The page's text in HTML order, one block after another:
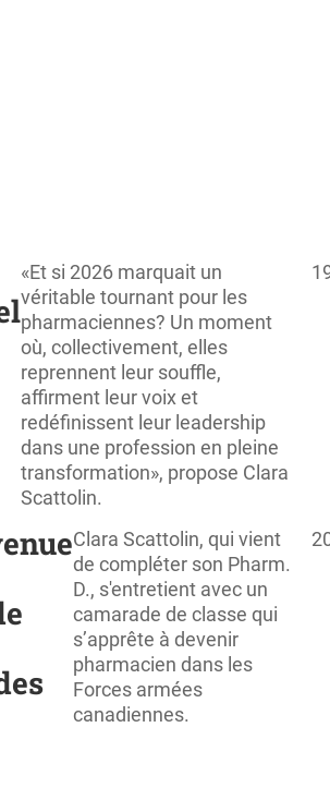
«Et si 2026 marquait un
véritable tournant pour les
pharmaciennes? Un moment
où, collectivement, elles
reprennent leur souffle,
affirment leur voix et
redéfinissent leur leadership
dans une profession en pleine
transformation», propose Clara
Scattolin.
Clara Scattolin, qui vient
de compléter son Pharm.
D., s'entretient avec un
camarade de classe qui
s’apprête à devenir
pharmacien dans les
Forces armées
canadiennes.